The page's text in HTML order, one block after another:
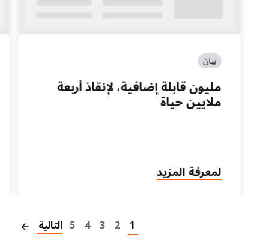
بيان
مليون قابلة إضافية، لإنقاذ أربعة
ملايين حياة
لمعرفة المزيد
1
2
3
4
5 التالية